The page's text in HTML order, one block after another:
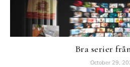
Bra serier
October 29,